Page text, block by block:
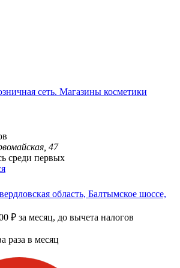
сеть. Магазины косметики
47
среди первых
область, Балтымское шоссе,
₽ за месяц, до вычета налогов
раза в месяц